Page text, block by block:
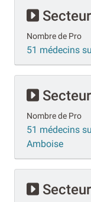
Nombre de Pro
51 médecins
Nombre de Pro
51 médecins
Amboise